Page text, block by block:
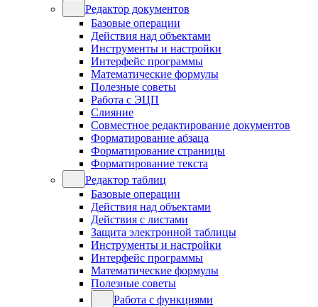
Редактор документов
Базовые операции
Действия над объектами
Инструменты и настройки
Интерфейс программы
Математические формулы
Полезные советы
Работа с ЭЦП
Слияние
Совместное редактирование документов
Форматирование абзаца
Форматирование страницы
Форматирование текста
Редактор таблиц
Базовые операции
Действия над объектами
Действия с листами
Защита электронной таблицы
Инструменты и настройки
Интерфейс программы
Математические формулы
Полезные советы
Работа с функциями